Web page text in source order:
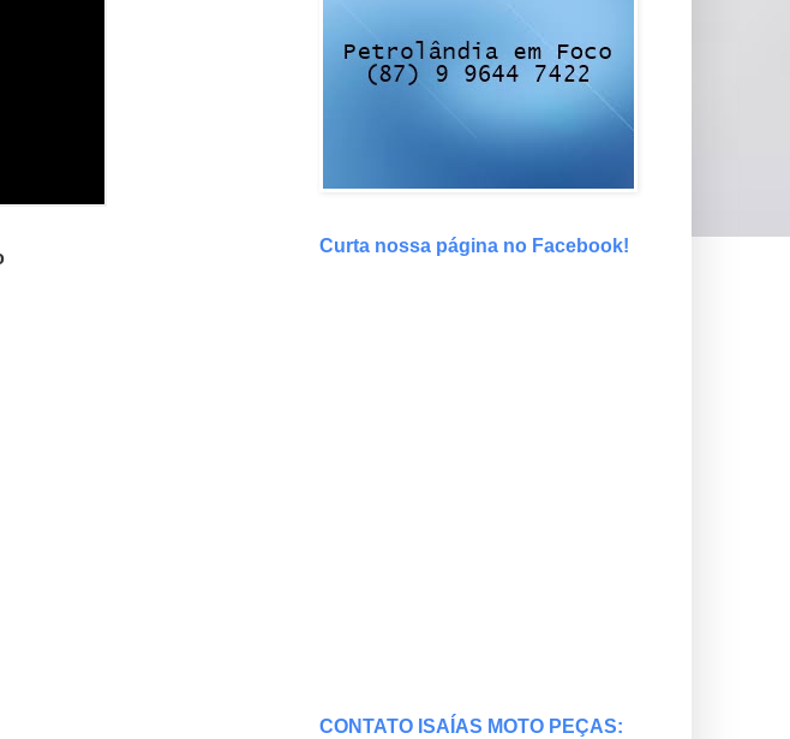
Curta nossa página no Facebook!
CONTATO ISAÍAS MOTO PEÇAS: